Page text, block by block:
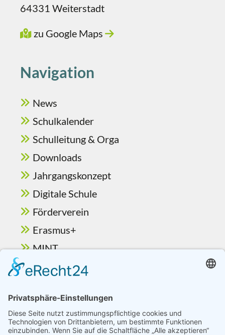
64331 Weiterstadt
zu Google Maps
Navigation
News
Schulkalender
Schulleitung & Orga
Downloads
Jahrgangskonzept
Digitale Schule
Förderverein
Erasmus+
MINT
Ganztag & Betreuung
Schulelternbeirat
Vorlesewettbewerb